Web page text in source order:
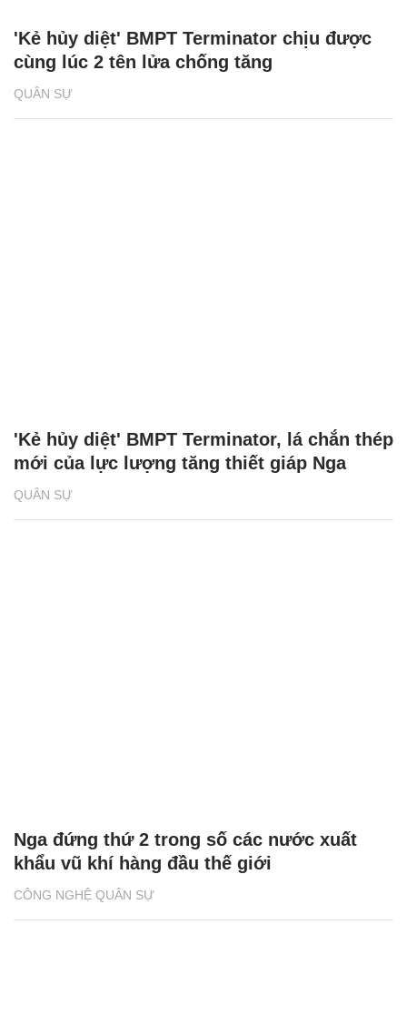
QUÂN SỰ
'Kẻ hủy diệt' BMPT Terminator chịu được
cùng lúc 2 tên lửa chống tăng
QUÂN SỰ
'Kẻ hủy diệt' BMPT Terminator, lá chắn thép
mới của lực lượng tăng thiết giáp Nga
CÔNG NGHỆ QUÂN SỰ
Nga đứng thứ 2 trong số các nước xuất
khẩu vũ khí hàng đầu thế giới